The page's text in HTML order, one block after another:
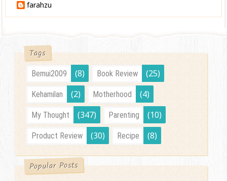
farahzu
Tags
Bemui2009 (8) Book Review (25)
Kehamilan (2) Motherhood (4)
My Thought (347) Parenting (10)
Product Review (30) Recipe (8)
Popular Posts